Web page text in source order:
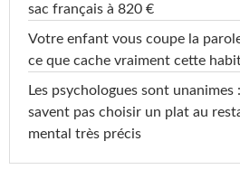
sac français à 820 €
Votre enfant vous coupe la
ce que cache vraiment cette
Les psychologues sont unanimes
savent pas choisir un plat au
mental très précis